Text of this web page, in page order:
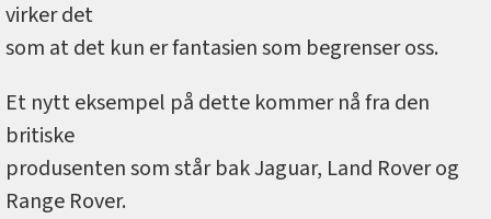
virker det
som at det kun er fantasien som begrenser oss.
Et nytt eksempel på dette kommer nå fra den
britiske
produsenten som står bak Jaguar, Land Rover og
Range Rover.